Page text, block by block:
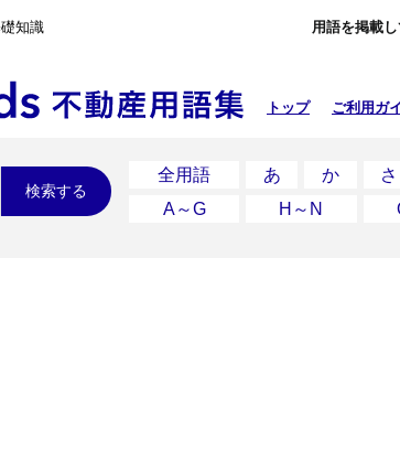
知識 用語を掲載
トップ ご利用ガ
検索する
全用語 あ か さ
A～G
H～N